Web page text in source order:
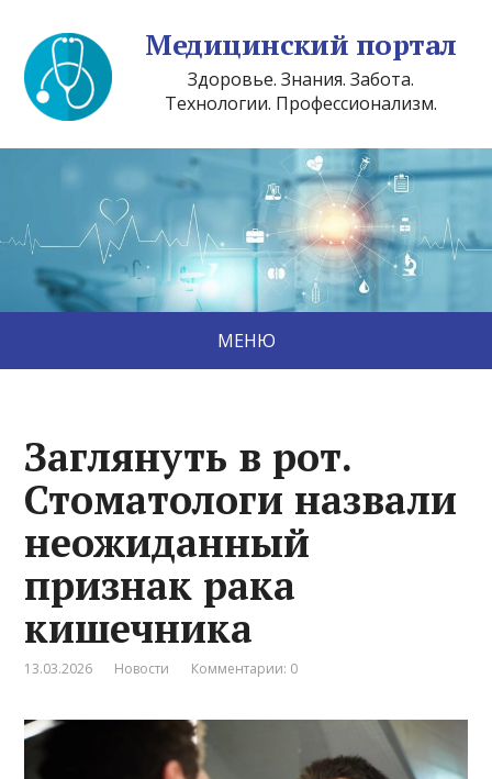
Медицинский портал
Здоровье. Знания. Забота.
Технологии. Профессионализм.
МЕНЮ
Заглянуть в рот.
Стоматологи назвали
неожиданный
признак рака
кишечника
13.03.2026 Новости Комментарии: 0